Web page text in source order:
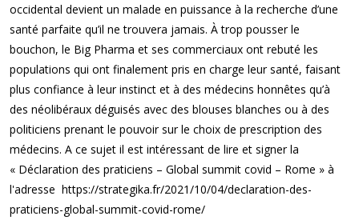
occidental devient un malade en puissance à la recherche d’une
santé parfaite qu’il ne trouvera jamais. À trop pousser le
bouchon, le Big Pharma et ses commerciaux ont rebuté les
populations qui ont finalement pris en charge leur santé, faisant
plus confiance à leur instinct et à des médecins honnêtes qu’à
des néolibéraux déguisés avec des blouses blanches ou à des
politiciens prenant le pouvoir sur le choix de prescription des
médecins. A ce sujet il est intéressant de lire et signer la
« Déclaration des praticiens – Global summit covid – Rome » à
l'adresse https://strategika.fr/2021/10/04/declaration-des-
praticiens-global-summit-covid-rome/